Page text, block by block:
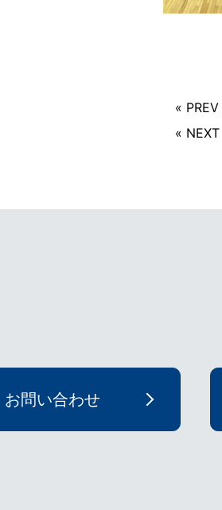
« PREV
« NEXT
お問い合わせ